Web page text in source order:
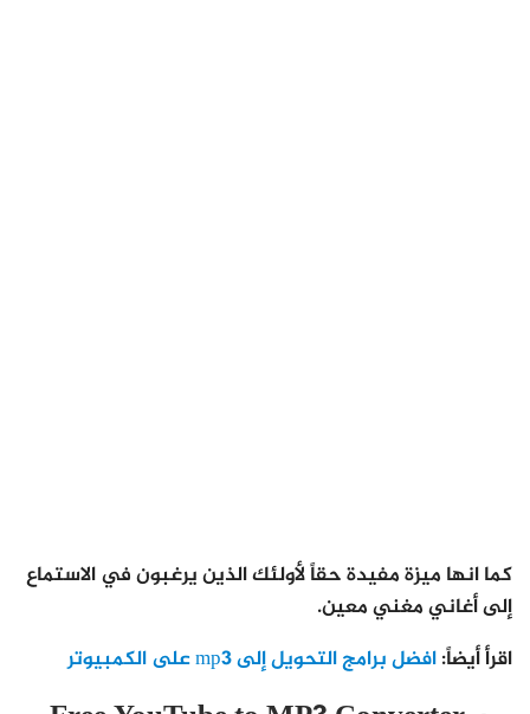
كما انها ميزة مفيدة حقاً لأولئك الذين يرغبون في الاستماع
إلى أغاني مغني معين.
اقرأ أيضاً:افضل برامج التحويل إلى mp3 على الكمبيوتر